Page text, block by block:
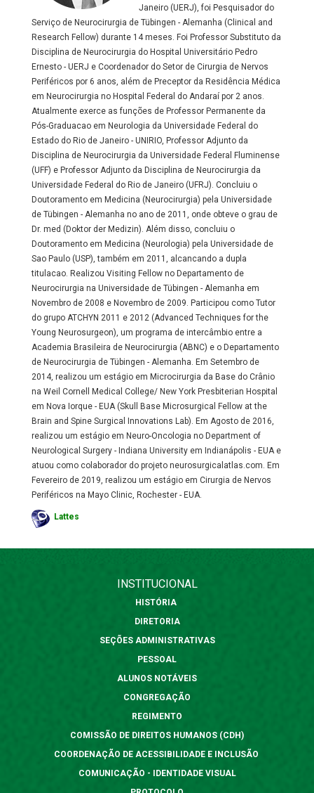
Janeiro (UERJ), foi Pesquisador do
Serviço de Neurocirurgia de Tübingen - Alemanha (Clinical and
Research Fellow) durante 14 meses. Foi Professor Substituto da
Disciplina de Neurocirurgia do Hospital Universitário Pedro
Ernesto - UERJ e Coordenador do Setor de Cirurgia de Nervos
Periféricos por 6 anos, além de Preceptor da Residência Médica
em Neurocirurgia no Hospital Federal do Andaraí por 2 anos.
Atualmente exerce as funções de Professor Permanente da
Pós-Graduacao em Neurologia da Universidade Federal do
Estado do Rio de Janeiro - UNIRIO, Professor Adjunto da
Disciplina de Neurocirurgia da Universidade Federal Fluminense
(UFF) e Professor Adjunto da Disciplina de Neurocirurgia da
Universidade Federal do Rio de Janeiro (UFRJ). Concluiu o
Doutoramento em Medicina (Neurocirurgia) pela Universidade
de Tübingen - Alemanha no ano de 2011, onde obteve o grau de
Dr. med (Doktor der Medizin). Além disso, concluiu o
Doutoramento em Medicina (Neurologia) pela Universidade de
Sao Paulo (USP), também em 2011, alcancando a dupla
titulacao. Realizou Visiting Fellow no Departamento de
Neurocirurgia na Universidade de Tübingen - Alemanha em
Novembro de 2008 e Novembro de 2009. Participou como Tutor
do grupo ATCHYN 2011 e 2012 (Advanced Techniques for the
Young Neurosurgeon), um programa de intercâmbio entre a
Academia Brasileira de Neurocirurgia (ABNC) e o Departamento
de Neurocirurgia de Tübingen - Alemanha. Em Setembro de
2014, realizou um estágio em Microcirurgia da Base do Crânio
na Weil Cornell Medical College/ New York Presbiterian Hospital
em Nova Iorque - EUA (Skull Base Microsurgical Fellow at the
Brain and Spine Surgical Innovations Lab). Em Agosto de 2016,
realizou um estágio em Neuro-Oncologia no Department of
Neurological Surgery - Indiana University em Indianápolis - EUA e
atuou como colaborador do projeto neurosurgicalatlas.com. Em
Fevereiro de 2019, realizou um estágio em Cirurgia de Nervos
Periféricos na Mayo Clinic, Rochester - EUA.
Lattes
INSTITUCIONAL
HISTÓRIA
DIRETORIA
SEÇÕES ADMINISTRATIVAS
PESSOAL
ALUNOS NOTÁVEIS
CONGREGAÇÃO
REGIMENTO
COMISSÃO DE DIREITOS HUMANOS (CDH)
COORDENAÇÃO DE ACESSIBILIDADE E INCLUSÃO
COMUNICAÇÃO - IDENTIDADE VISUAL